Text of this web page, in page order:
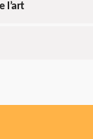
l’art